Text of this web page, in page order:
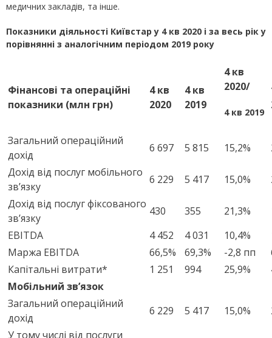
медичних закладів, та інше.
Показники діяльності Київстар у 4 кв 2020 і за весь рік у
порівнянні з аналогічним періодом 2019 року
Фінансові та операційні
показники (млн грн)
4 кв
2020
4 кв
2019
4 кв
2020/
4 кв 2019
Загальний операційний
дохід
6 697 5 815 15,2%
Дохід від послуг мобільного
зв’язку
6 229 5 417 15,0%
Дохід від послуг фіксованого
зв’язку
430 355 21,3%
EBITDA
4 452 4 031 10,4%
Маржа EBITDA
66,5% 69,3% -2,8 пп
Капітальні витрати*
1 251 994 25,9%
Мобільний зв’язок
Загальний операційний
дохід
6 229 5 417 15,0%
У тому числі від послуги